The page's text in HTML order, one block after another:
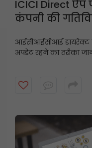
ICICI Direct
कंपनी की
आईसीआईसीआई डायरेक्ट
अपडेट रहने का तरीका